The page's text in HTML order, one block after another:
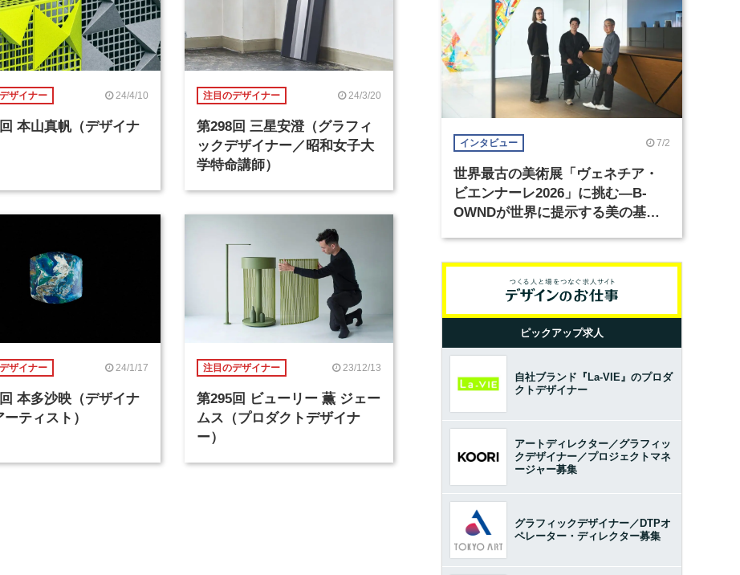
ザイナー 24/4/10
本山真帆（デザイナ
注目のデザイナー 24/3/20
第298回 三星安澄（グラフィ
ックデザイナー／昭和女子大
学特命講師）
ザイナー 24/1/17
本多沙映（デザイナ
ティスト）
注目のデザイナー 23/12/13
第295回 ビューリー 薫 ジェー
ムス（プロダクトデザイナ
ー）
インタビュー 7/2
世界最古の美術展「ヴェネチア・
ビエンナーレ2026」に挑む―B-
OWNDが世界に提示する美の基準
ピックアップ求人
自社ブランド『La-VIE』のプロダ
クトデザイナー
アートディレクター／グラフィッ
クデザイナー／プロジェクトマネ
ージャー募集
グラフィックデザイナー／DTPオ
ペレーター・ディレクター募集